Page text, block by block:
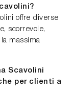
offre diverse
scorrevole,
massima
Scavolini
per clienti a